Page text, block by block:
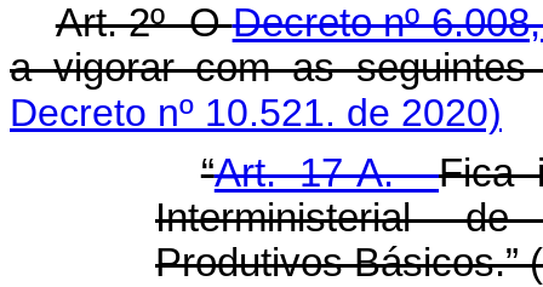
Art. 2º ODecreto nº
a vigorar com as seguintes
Decreto nº 10.521. de 2020)
“Art. 17-A.Fica
Interministerial
Produtivos Básicos.”